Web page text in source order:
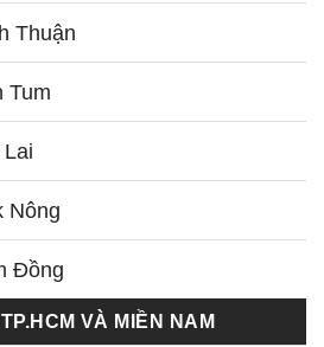
Thuận
Tum
Nông
Đồng
VÀ MIỀN NAM